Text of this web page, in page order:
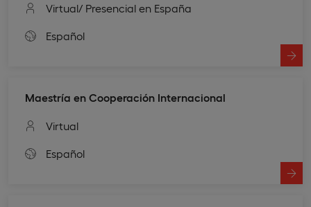
Virtual/ Presencial en España
Español
Maestría en Cooperación Internacional
Virtual
Español